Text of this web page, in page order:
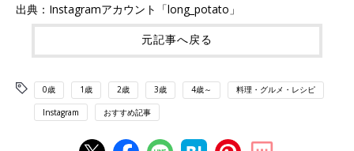
出典：Instagramアカウント「long_potato」
元記事へ戻る
0歳 1歳 2歳 3歳 4歳～ 料理・グルメ・レシピ
Instagram おすすめ記事